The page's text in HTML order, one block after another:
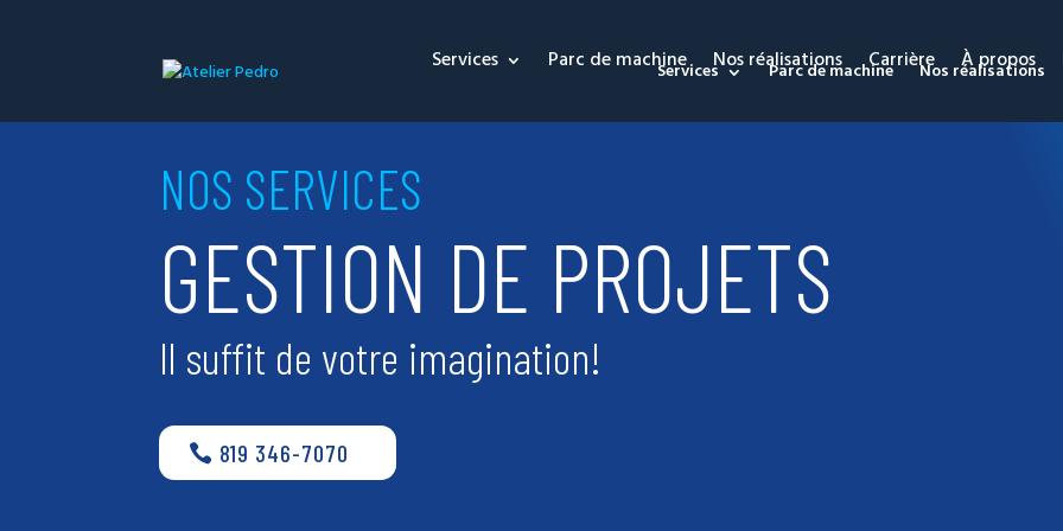
Services Parc de machine Nos réalisations
Services Parc de machine Nos réalisations Carrière À propos
NOS SERVICES
GESTION DE PROJETS
Il suffit de votre imagination!
819 346-7070